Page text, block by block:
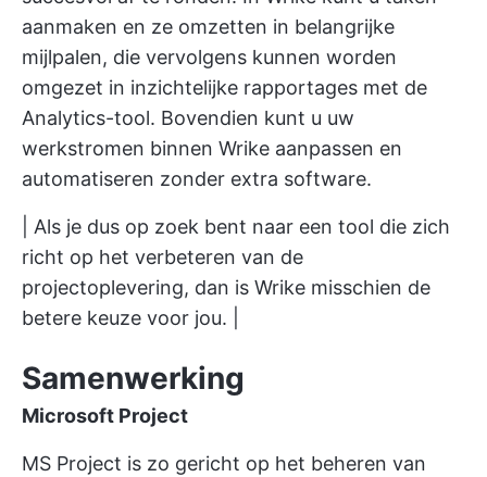
aanmaken en ze omzetten in belangrijke
mijlpalen, die vervolgens kunnen worden
omgezet in inzichtelijke rapportages met de
Analytics-tool. Bovendien kunt u uw
werkstromen binnen Wrike aanpassen en
automatiseren zonder extra software.
| Als je dus op zoek bent naar een tool die zich
richt op het verbeteren van de
projectoplevering, dan is Wrike misschien de
betere keuze voor jou. |
Samenwerking
Microsoft Project
MS Project is zo gericht op het beheren van